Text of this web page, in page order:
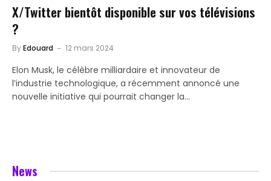
X/Twitter bientôt disponible sur vos télévisions
?
ByEdouard 12 mars 2024
Elon Musk, le célèbre milliardaire et innovateur de
l’industrie technologique, a récemment annoncé une
nouvelle initiative qui pourrait changer la…
News